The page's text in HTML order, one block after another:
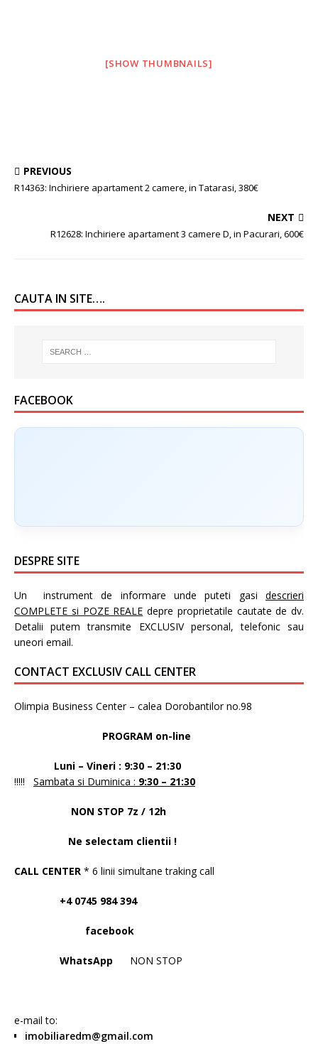
[SHOW THUMBNAILS]
PREVIOUS
R14363: Inchiriere apartament 2 camere, in Tatarasi, 380€
NEXT
R12628: Inchiriere apartament 3 camere D, in Pacurari, 600€
CAUTA IN SITE….
FACEBOOK
DESPRE SITE
Un instrument de informare unde puteti gasi descrieri
COMPLETE si POZE REALE depre proprietatile cautate de dv.
Detalii putem transmite EXCLUSIV personal, telefonic sau
uneori email.
CONTACT EXCLUSIV CALL CENTER
Olimpia Business Center – calea Dorobantilor no.98
PROGRAM on-line
Luni – Vineri : 9:30 – 21:30
!!!!! Sambata si Duminica : 9:30 – 21:30
NON STOP 7z / 12h
Ne selectam clientii !
CALL CENTER * 6 linii simultane traking call
+4 0745 984 394
facebook
WhatsApp NON STOP
e-mail to:
imobiliaredm@gmail.com